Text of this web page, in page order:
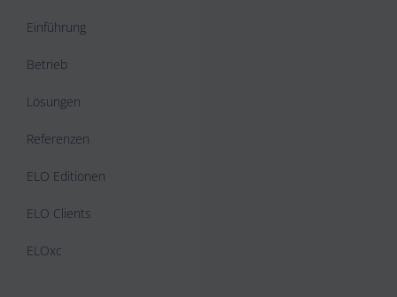
Einführung
Betrieb
Lösungen
Referenzen
ELO Editionen
ELO Clients
ELOxc